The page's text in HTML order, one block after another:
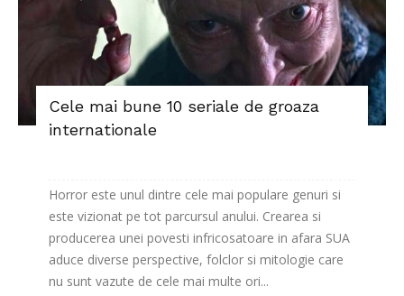
Cele mai bune 10 seriale de groaza
internationale
Horror este unul dintre cele mai populare genuri si
este vizionat pe tot parcursul anului. Crearea si
producerea unei povesti infricosatoare in afara SUA
aduce diverse perspective, folclor si mitologie care
nu sunt vazute de cele mai multe ori...